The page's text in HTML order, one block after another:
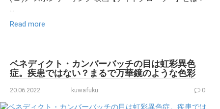
...
Read more
ベネディクト・カンバーバッチの目は虹彩異色
症。疾患ではない？まるで万華鏡のような色彩
20.06.2022 kuwafuku 0